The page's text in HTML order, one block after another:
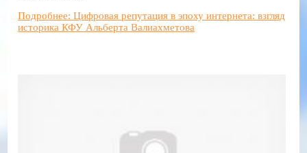
Подробнее: Цифровая репутация в эпоху интернета: взгляд
историка КФУ Альберта Валиахметова